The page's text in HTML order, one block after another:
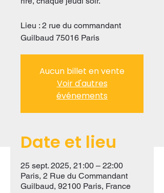
Lieu : 2 rue du commandant
Guilbaud 75016 Paris
Aucun billet en vente
Voir d'autres
événements
Date et lieu
25 sept. 2025, 21:00 – 22:00
Paris, 2 Rue du Commandant
Guilbaud, 92100 Paris, France